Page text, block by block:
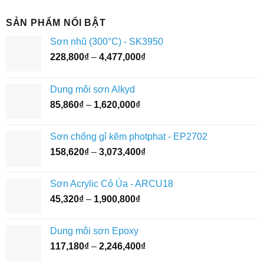
SẢN PHẨM NỔI BẬT
Sơn nhũ (300°C) - SK3950
228,800₫ – 4,477,000₫Khoảng
Dung môi sơn Alkyd
85,860₫ – 1,620,000₫Khoảng
85,860₫
đến
Sơn chống gỉ kẽm photphat - EP2702
158,620₫ – 3,073,400₫Khoảng
158,620₫
Sơn Acrylic Cỏ Úa - ARCU18
45,320₫ – 1,900,800₫Khoảng
đến
Dung môi sơn Epoxy
117,180₫ – 2,246,400₫Khoảng